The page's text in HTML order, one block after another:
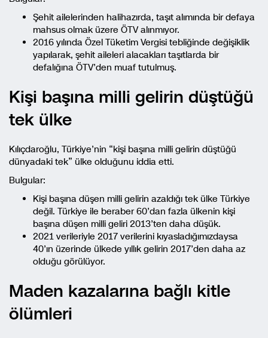
Şehit ailelerinden halihazırda, taşıt alımında bir defaya
mahsus olmak üzere ÖTV alınmıyor.
2016 yılında Özel Tüketim Vergisi tebliğinde değişiklik
yapılarak, şehit aileleri alacakları taşıtlarda bir
defalığına ÖTV’den muaf tutulmuş.
Kişi başına milli gelirin düştüğü
tek ülke
Kılıçdaroğlu, Türkiye’nin “kişi başına milli gelirin düştüğü
dünyadaki tek” ülke olduğunu iddia etti.
Bulgular:
Kişi başına düşen milli gelirin azaldığı tek ülke Türkiye
değil. Türkiye ile beraber 60’dan fazla ülkenin kişi
başına düşen milli geliri 2013’ten daha düşük.
2021 verileriyle 2017 verilerini kıyasladığımızdaysa
40’ın üzerinde ülkede yıllık gelirin 2017’den daha az
olduğu görülüyor.
Maden kazalarına bağlı kitle
ölümleri